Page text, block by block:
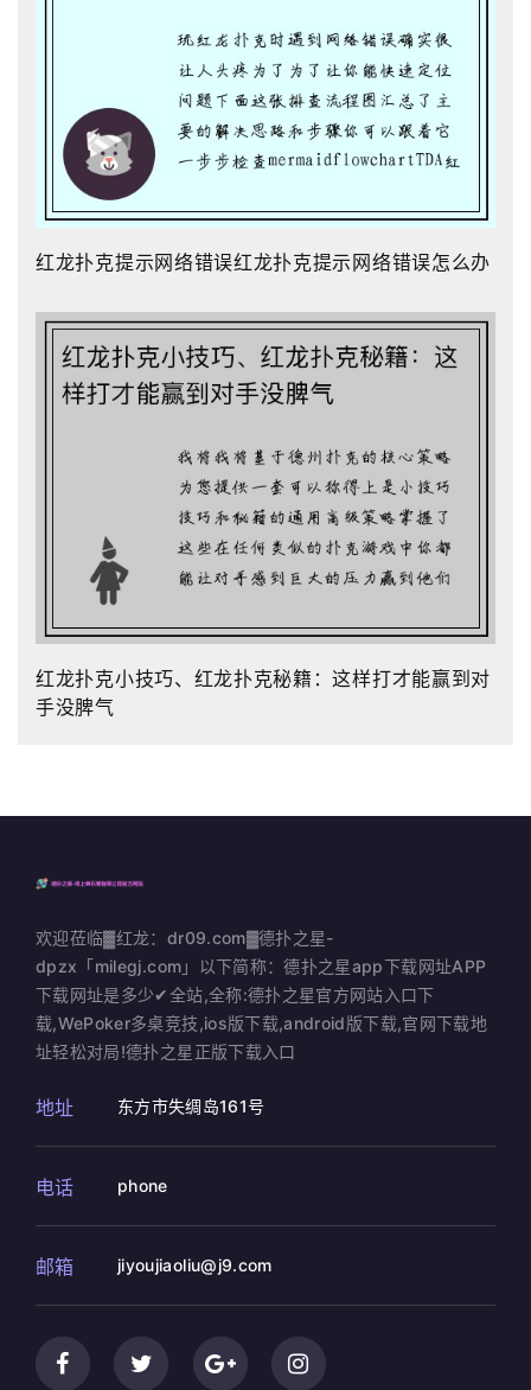
红龙扑克提示网络错误红龙扑克提示网络错误怎么办
红龙扑克小技巧、红龙扑克秘籍：这样打才能赢到对
手没脾气
欢迎莅临▓红龙：dr09.com▓德扑之星-
dpzx「milegj.com」以下简称：德扑之星app下载网址APP
下载网址是多少✔全站,全称:德扑之星官方网站入口下
载,WePoker多桌竞技,ios版下载,android版下载,官网下载地
址轻松对局!德扑之星正版下载入口
地址 东方市失绸岛161号
电话 phone
邮箱 jiyoujiaoliu@j9.com